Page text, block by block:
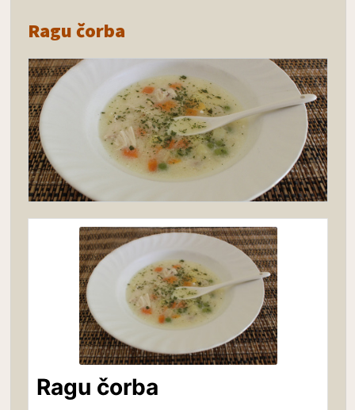
Ragu čorba
Ragu čorba